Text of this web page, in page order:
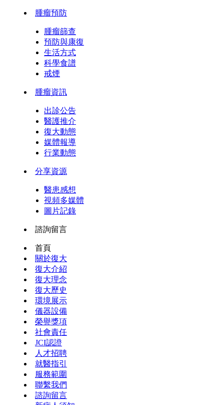
腫瘤預防
腫瘤篩查
預防與康復
生活方式
科學食譜
戒煙
腫瘤資訊
出診公告
醫護推介
復大動態
媒體報導
行業動態
分享資源
醫患感想
視頻多媒體
圖片記錄
諮詢留言
首頁
關於復大
復大介紹
復大理念
復大歷史
環境展示
儀器設備
榮譽獎項
社會責任
JCI認證
人才招聘
就醫指引
服務範圍
聯繫我們
諮詢留言